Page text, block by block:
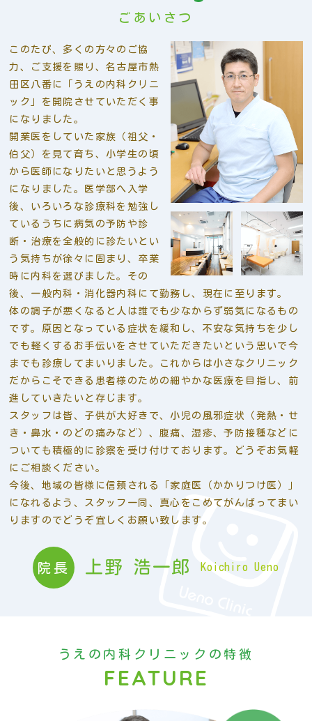
ごあいさつ
このたび、多くの方々のご協
力、ご支援を賜り、名古屋市熱
田区八番に「うえの内科クリニ
ック」を開院させていただく事
になりました。
開業医をしていた家族（祖父・
伯父）を見て育ち、小学生の頃
から医師になりたいと思うよう
になりました。医学部へ入学
後、いろいろな診療科を勉強し
ているうちに病気の予防や診
断・治療を全般的に診たいとい
う気持ちが徐々に固まり、卒業
時に内科を選びました。その
後、一般内科・消化器内科にて勤務し、現在に至ります。
体の調子が悪くなると人は誰でも少なからず弱気になるもの
です。原因となっている症状を緩和し、不安な気持ちを少し
でも軽くするお手伝いをさせていただきたいという思いで今
までも診療してまいりました。これからは小さなクリニック
だからこそできる患者様のための細やかな医療を目指し、前
進していきたいと存じます。
スタッフは皆、子供が大好きで、小児の風邪症状（発熱・せ
き・鼻水・のどの痛みなど）、腹痛、湿疹、予防接種などに
ついても積極的に診察を受け付けております。どうぞお気軽
にご相談ください。
今後、地域の皆様に信頼される「家庭医（かかりつけ医）」
になれるよう、スタッフ一同、真心をこめてがんばってまい
りますのでどうぞ宜しくお願い致します。
院長 上野 浩一郎 Koichiro Ueno
うえの内科クリニックの特徴
FEATURE